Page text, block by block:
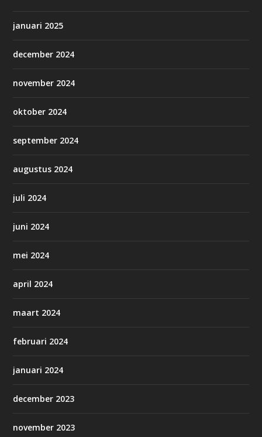
januari 2025
december 2024
november 2024
oktober 2024
september 2024
augustus 2024
juli 2024
juni 2024
mei 2024
april 2024
maart 2024
februari 2024
januari 2024
december 2023
november 2023